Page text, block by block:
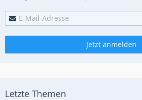
Jetzt anmelden
Letzte Themen